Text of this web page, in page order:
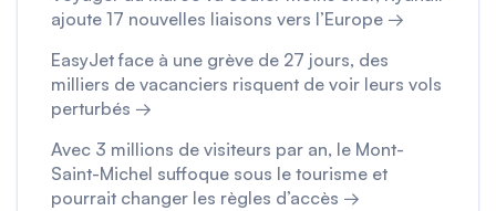
ajoute 17 nouvelles liaisons vers l’Europe →
EasyJet face à une grève de 27 jours, des
milliers de vacanciers risquent de voir leurs vols
perturbés →
Avec 3 millions de visiteurs par an, le Mont-
Saint-Michel suffoque sous le tourisme et
pourrait changer les règles d’accès →